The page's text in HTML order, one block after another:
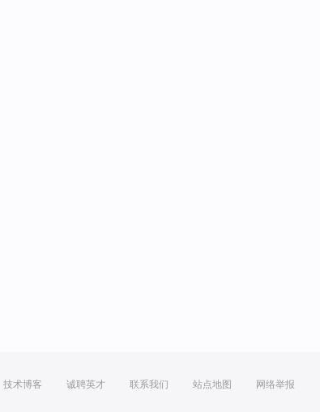
技术博客 诚聘英才 联系我们 站点地图 网络举报